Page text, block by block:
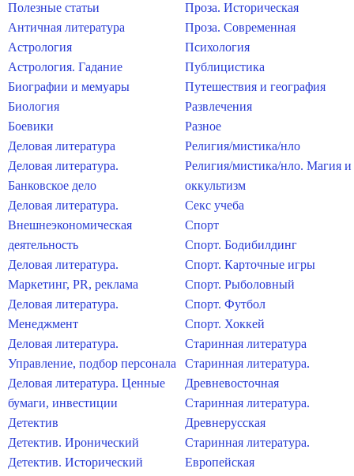
Полезные статьи
Античная литература
Астрология
Астрология. Гадание
Биографии и мемуары
Биология
Боевики
Деловая литература
Деловая литература.
Банковское дело
Деловая литература.
Внешнеэкономическая
деятельность
Деловая литература.
Маркетинг, PR, реклама
Деловая литература.
Менеджмент
Деловая литература.
Управление, подбор персонала
Деловая литература. Ценные
бумаги, инвестиции
Детектив
Детектив. Иронический
Детектив. Исторический
Проза. Историческая
Проза. Современная
Психология
Публицистика
Путешествия и география
Развлечения
Разное
Религия/мистика/нло
Религия/мистика/нло. Магия и
оккультизм
Секс учеба
Спорт
Спорт. Бодибилдинг
Спорт. Карточные игры
Спорт. Рыболовный
Спорт. Футбол
Спорт. Хоккей
Старинная литература
Старинная литература.
Древневосточная
Старинная литература.
Древнерусская
Старинная литература.
Европейская